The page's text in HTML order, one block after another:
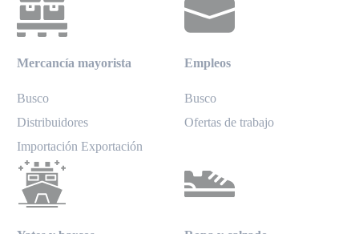
Mercancía mayorista
Busco
Distribuidores
Importación Exportación
Empleos
Busco
Ofertas de trabajo